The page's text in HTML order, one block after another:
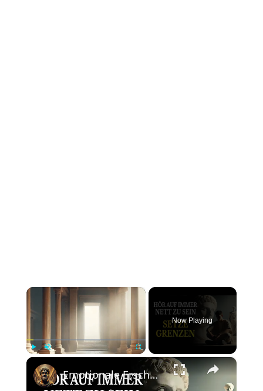
×
Fullscreen
Now Playing
×
Emotionale Erschöpfung: Warum immer freundlich sein dich auslaugt